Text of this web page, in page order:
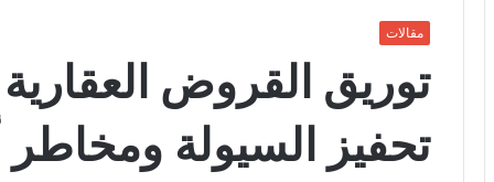
مقالات
توريق القروض
تحفيز السيولة ومخاطر